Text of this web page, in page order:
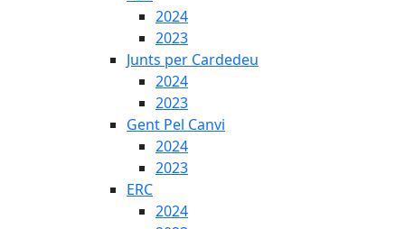
2024
2023
Junts per Cardedeu
2024
2023
Gent Pel Canvi
2024
2023
ERC
2024